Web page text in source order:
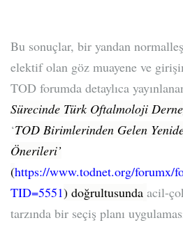
Bu sonuçlar, bir yandan
elektif olan göz muayene ve
TOD forumda detaylıca
Sürecinde Türk Oftalmoloji
‘TOD Birimlerinden Gelen
Önerileri’
(https://www.todnet.org/forumx/
TID=5551) doğrultusunda acil-
tarzında bir seçiş planı